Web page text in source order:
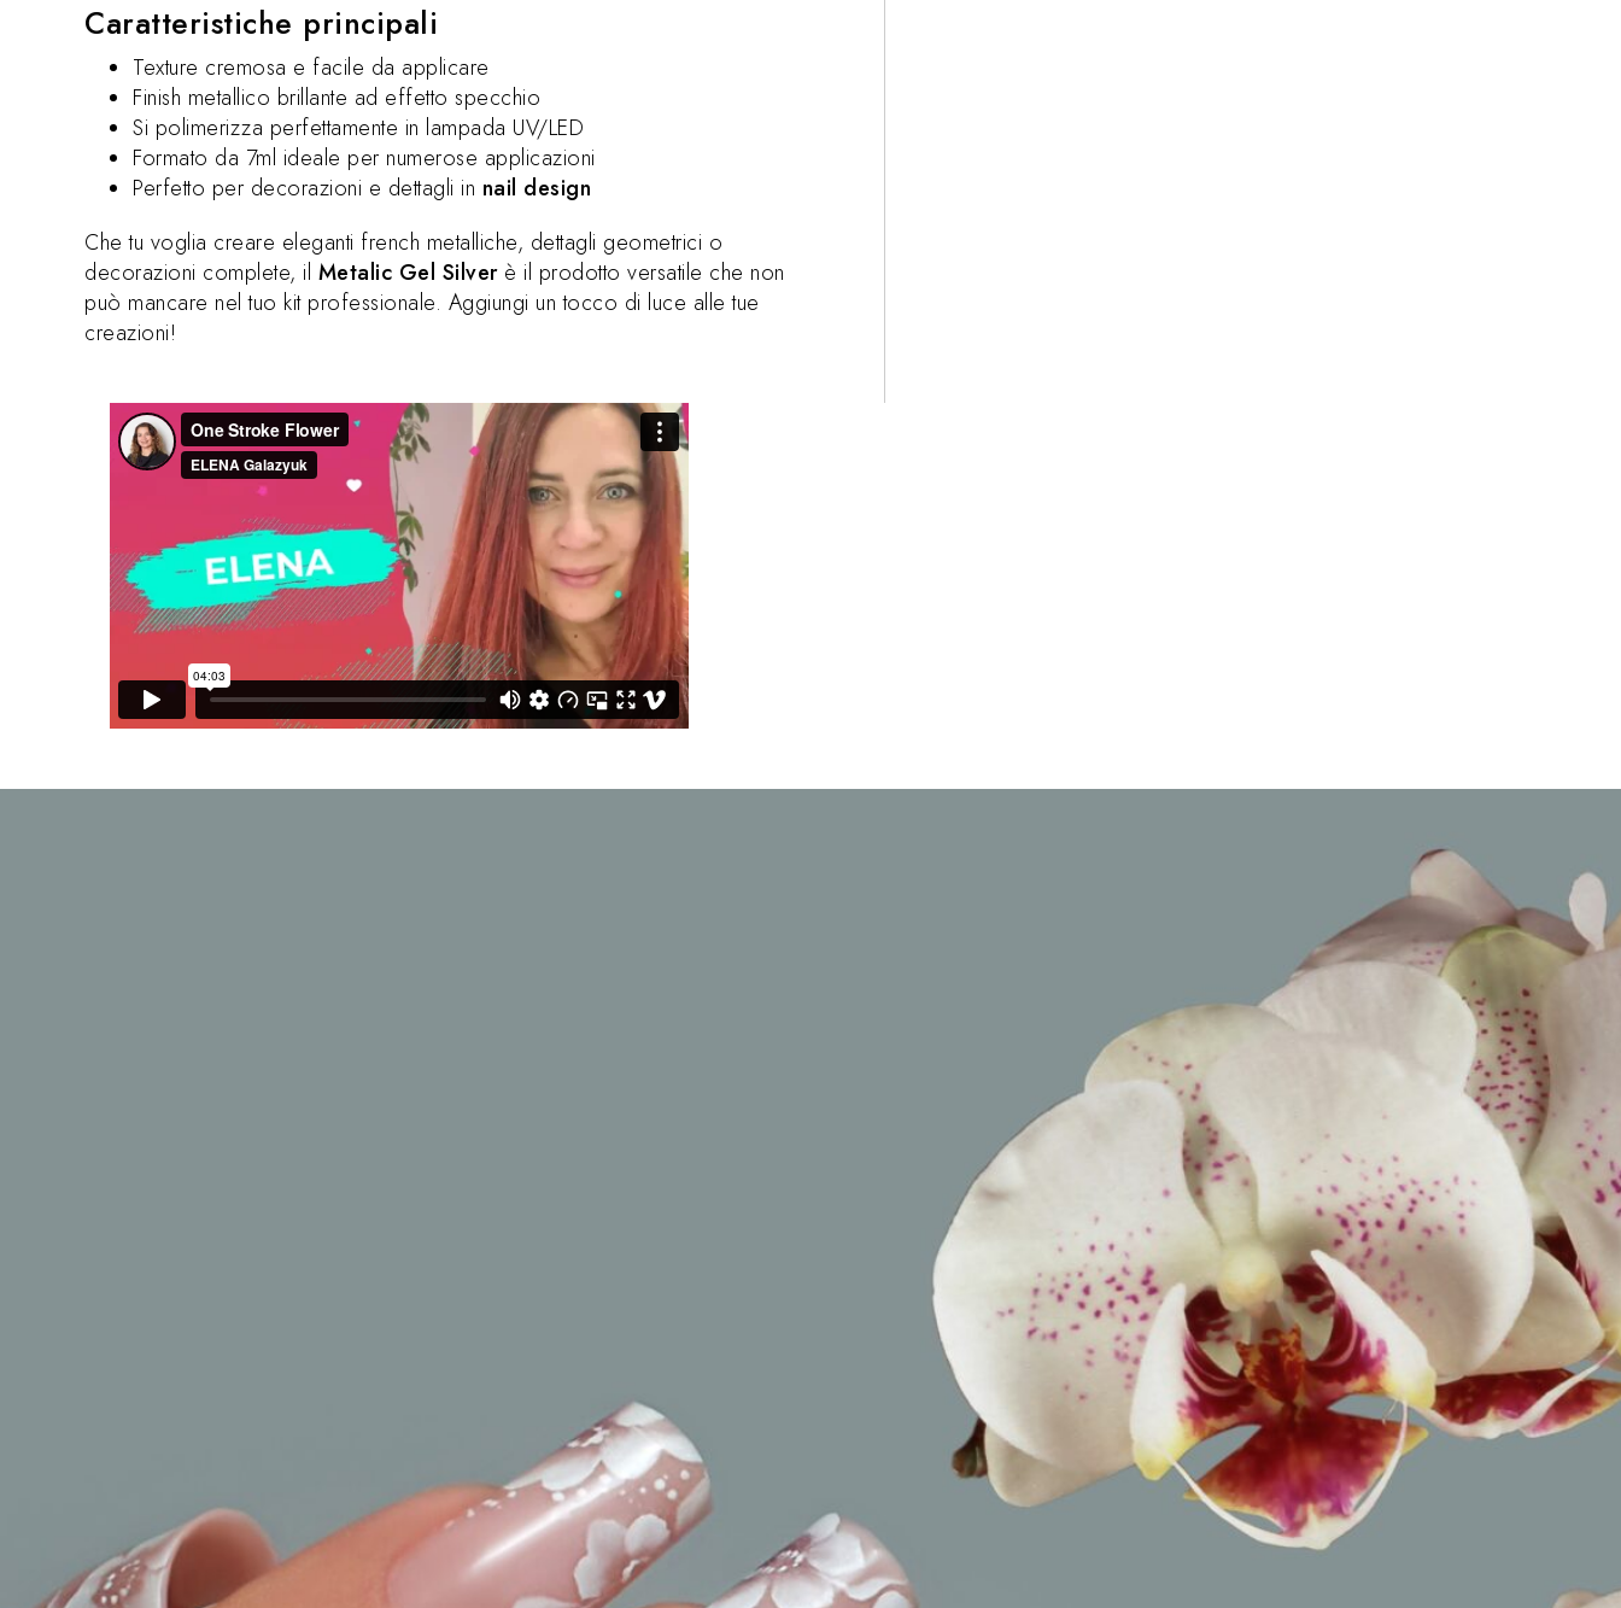
Caratteristiche principali
Texture cremosa e facile da applicare
Finish metallico brillante ad effetto specchio
Si polimerizza perfettamente in lampada UV/LED
Formato da 7ml ideale per numerose applicazioni
Perfetto per decorazioni e dettagli in nail design
Che tu voglia creare eleganti french metalliche, dettagli geometrici o
decorazioni complete, il Metalic Gel Silverè il prodotto versatile che non
può mancare nel tuo kit professionale. Aggiungi un tocco di luce alle tue
creazioni!